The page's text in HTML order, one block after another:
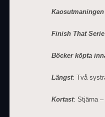
Kaosutmaningen
Finish That
Böcker köpta
Längst: Två
Kortast: Stjärna